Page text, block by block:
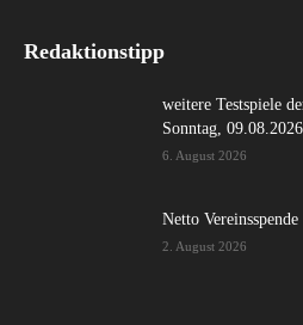
Redaktionstipp
weitere Testspiele
Sonntag, 09.08.2026
6. August 2026
Netto Vereinsspende
2. August 2026